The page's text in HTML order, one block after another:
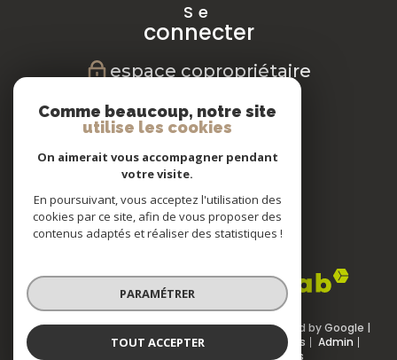
Se
connecter
espace copropriétaire
Nous
suivre
Nous
adhérons
© 2026 | Tous droits réservés | Traduction powered by Google |
Nos honoraires
Plan du site Mentions légales
Admin
Cookies
Comme beaucoup, notre site
utilise les cookies
On aimerait vous accompagner pendant
votre visite.
En poursuivant, vous acceptez l'utilisation des
cookies par ce site, afin de vous proposer des
contenus adaptés et réaliser des statistiques !
PARAMÉTRER
TOUT ACCEPTER